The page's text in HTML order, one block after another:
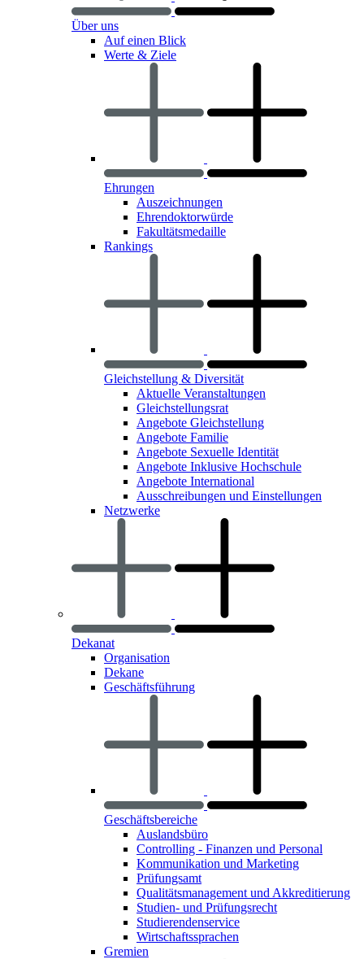
Über uns
Auf einen Blick
Werte & Ziele
Ehrungen
Auszeichnungen
Ehrendoktorwürde
Fakultätsmedaille
Rankings
Gleichstellung & Diversität
Aktuelle Veranstaltungen
Gleichstellungsrat
Angebote Gleichstellung
Angebote Familie
Angebote Sexuelle Identität
Angebote Inklusive Hochschule
Angebote International
Ausschreibungen und Einstellungen
Netzwerke
Dekanat
Organisation
Dekane
Geschäftsführung
Geschäftsbereiche
Auslandsbüro
Controlling - Finanzen und Personal
Kommunikation und Marketing
Prüfungsamt
Qualitätsmanagement und Akkreditierung
Studien- und Prüfungsrecht
Studierendenservice
Wirtschaftssprachen
Gremien